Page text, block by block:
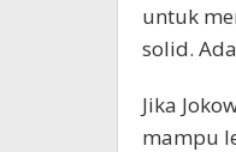
untuk
solid.
Jika
mampu